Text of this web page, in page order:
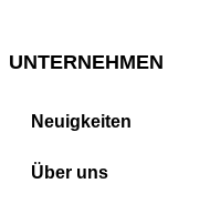
UNTERNEHMEN
Neuigkeiten
Über uns